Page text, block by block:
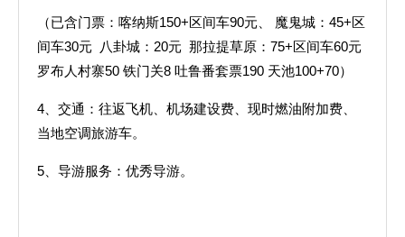
（已含门票：喀纳斯150+区间车90元、 魔鬼城：45+区
间车30元 八卦城：20元 那拉提草原：75+区间车60元
罗布人村寨50 铁门关8 吐鲁番套票190 天池100+70）
4、交通：往返飞机、机场建设费、现时燃油附加费、
当地空调旅游车。
5、导游服务：优秀导游。